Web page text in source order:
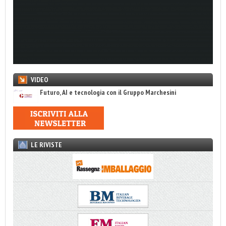
VIDEO
Futuro, AI e tecnologia con il Gruppo Marchesini
LE RIVISTE